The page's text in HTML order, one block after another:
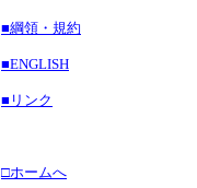
■綱領・規約
■ENGLISH
■リンク
□ホームへ